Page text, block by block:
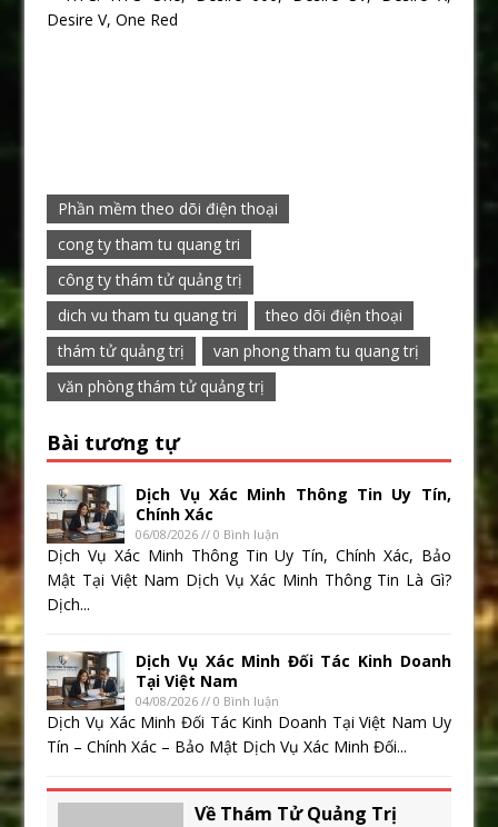
Desire V, One Red
Phần mềm theo dõi điện thoại
cong ty tham tu quang tri
công ty thám tử quảng trị
dich vu tham tu quang tri
theo dõi điện thoại
thám tử quảng trị
van phong tham tu quang trị
văn phòng thám tử quảng trị
Bài tương tự
Dịch Vụ Xác Minh Thông Tin Uy Tín,
Chính Xác
06/08/2026 // 0 Bình luận
Dịch Vụ Xác Minh Thông Tin Uy Tín, Chính Xác, Bảo
Mật Tại Việt Nam Dịch Vụ Xác Minh Thông Tin Là Gì?
Dịch...
Dịch Vụ Xác Minh Đối Tác Kinh Doanh
Tại Việt Nam
04/08/2026 // 0 Bình luận
Dịch Vụ Xác Minh Đối Tác Kinh Doanh Tại Việt Nam Uy
Tín – Chính Xác – Bảo Mật Dịch Vụ Xác Minh Đối...
Về Thám Tử Quảng Trị